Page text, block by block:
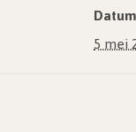
5 mei